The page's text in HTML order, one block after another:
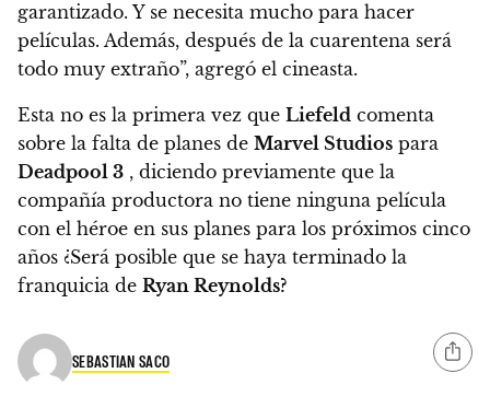
garantizado. Y se necesita mucho para hacer
películas. Además, después de la cuarentena será
todo muy extraño”, agregó el cineasta.
Esta no es la primera vez que Liefeld comenta
sobre la falta de planes de Marvel Studios para
Deadpool 3 , diciendo previamente que la
compañía productora no tiene ninguna película
con el héroe en sus planes para los próximos cinco
años ¿Será posible que se haya terminado la
franquicia de Ryan Reynolds?
SEBASTIAN SACO